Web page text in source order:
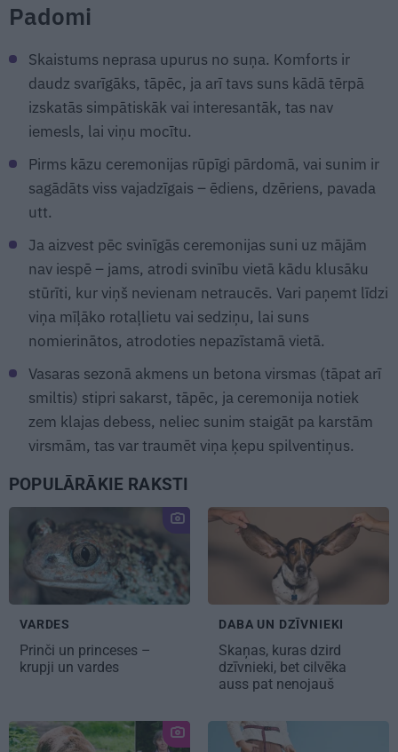
Padomi
Skaistums neprasa upurus no suņa. Komforts ir
daudz svarīgāks, tāpēc, ja arī tavs suns kādā tērpā
izskatās simpātiskāk vai interesantāk, tas nav
iemesls, lai viņu mocītu.
Pirms kāzu ceremonijas rūpīgi pārdomā, vai sunim ir
sagādāts viss vajadzīgais – ēdiens, dzēriens, pavada
utt.
Ja aizvest pēc svinīgās ceremonijas suni uz mājām
nav iespē – jams, atrodi svinību vietā kādu klusāku
stūrīti, kur viņš nevienam netraucēs. Vari paņemt līdzi
viņa mīļāko rotaļlietu vai sedziņu, lai suns
nomierinātos, atrodoties nepazīstamā vietā.
Vasaras sezonā akmens un betona virsmas (tāpat arī
smiltis) stipri sakarst, tāpēc, ja ceremonija notiek
zem klajas debess, neliec sunim staigāt pa karstām
virsmām, tas var traumēt viņa ķepu spilventiņus.
POPULĀRĀKIE RAKSTI
VARDES
Prinči un princeses –
krupji un vardes
DABA UN DZĪVNIEKI
Skaņas, kuras dzird
dzīvnieki, bet cilvēka
auss pat nenojauš